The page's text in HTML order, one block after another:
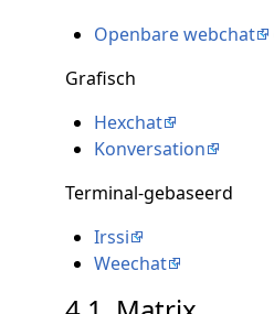
Openbare webchat
Grafisch
Hexchat
Konversation
Terminal-gebaseerd
Irssi
Weechat